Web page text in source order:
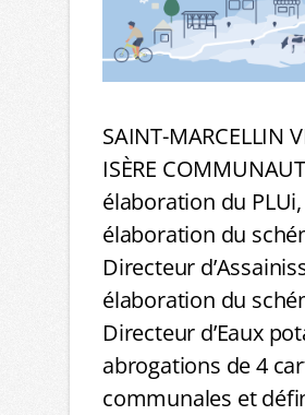
SAINT-MARCELLIN
ISÈRE
élaboration du PLUi,
élaboration du
Directeur
élaboration du
Directeur d’Eaux
abrogations de 4
communales et